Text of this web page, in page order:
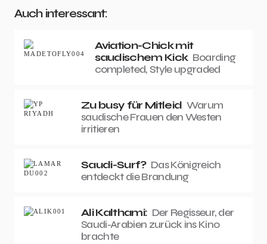
Auch interessant:
Aviation-Chick mit
saudischem Kick Boarding
completed, Style upgraded
Zu busy für Mitleid Warum
saudische Frauen den Westen
irritieren
Saudi-Surf? Das Königreich
entdeckt die Brandung
Ali Kalthami: Der Regisseur, der
Saudi-Arabien zurück ins Kino
brachte